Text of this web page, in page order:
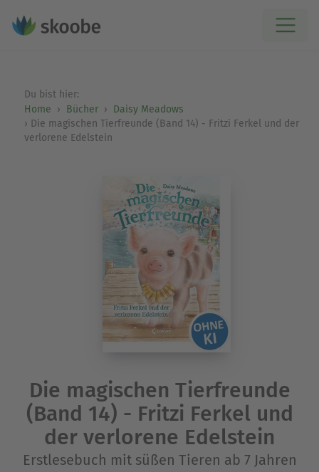
Du bist hier:
Home
Bücher
Daisy Meadows
Die magischen Tierfreunde (Band 14) - Fritzi Ferkel und der
verlorene Edelstein
Die magischen Tierfreunde
(Band 14) - Fritzi Ferkel und
der verlorene Edelstein
Erstlesebuch mit süßen Tieren ab 7 Jahren